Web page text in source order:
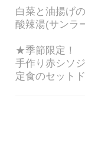
白菜と油揚げ
酸辣湯(サンラ
★季節限定！
手作り赤シソ
定食のセット